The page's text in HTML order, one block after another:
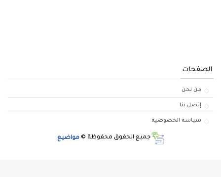
الصفحات
من نحن
إتصل بنا
سياسة الخصوصية
جميع الحقوق محفوظة © مواضيع